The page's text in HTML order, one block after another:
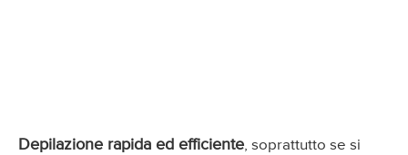
Depilazione rapida ed efficiente, soprattutto se si